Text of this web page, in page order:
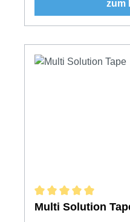
zum
Durchschnittliche
Multi Solution